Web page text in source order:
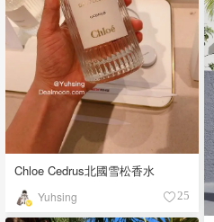
Chloe Cedrus北國雪松香水
Yuhsing 25